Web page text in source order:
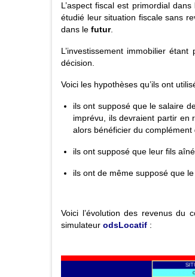
L’aspect fiscal est primordial
étudié leur situation fiscale sans
dans le futur.
L’investissement immobilier
décision.
Voici les hypothèses qu’ils ont
ils ont supposé que le salaire
imprévu, ils devraient partir en
alors bénéficier du
ils ont supposé que leur fils
ils ont de même supposé que
Voici l’évolution des revenus du
simulateur odsLocatif :